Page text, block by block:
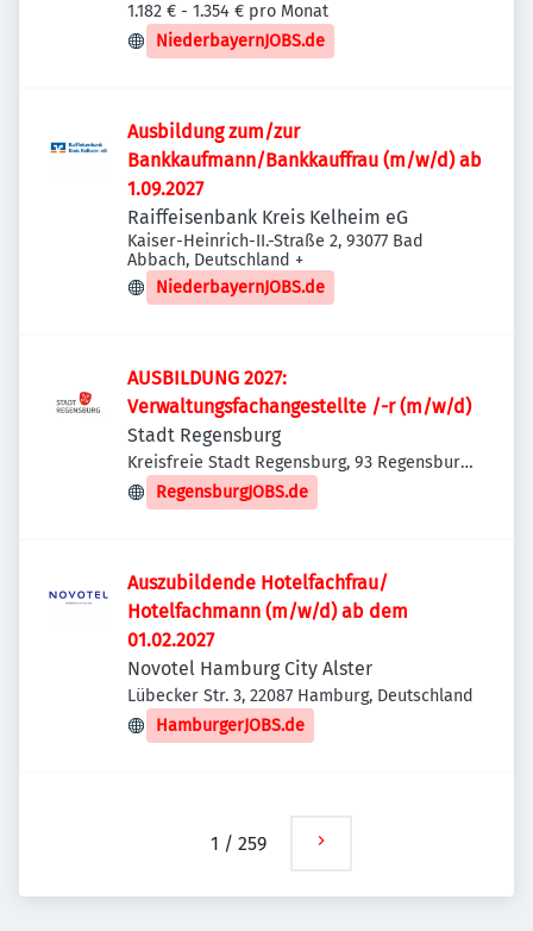
Deutschland
1.182 € - 1.354 € pro Monat
NiederbayernJOBS.de
Ausbildung zum/zur
Bankkaufmann/Bankkauffrau (m/w/d) ab
1.09.2027
Raiffeisenbank Kreis Kelheim eG
Kaiser-Heinrich-II.-Straße 2, 93077 Bad
Abbach, Deutschland +
NiederbayernJOBS.de
AUSBILDUNG 2027:
Verwaltungsfachangestellte /-r (m/w/d)
Stadt Regensburg
Kreisfreie Stadt Regensburg, 93 Regensburg,
Deutschland
RegensburgJOBS.de
Auszubildende Hotelfachfrau/
Hotelfachmann (m/w/d) ab dem
01.02.2027
Novotel Hamburg City Alster
Lübecker Str. 3, 22087 Hamburg, Deutschland
HamburgerJOBS.de
1 / 259